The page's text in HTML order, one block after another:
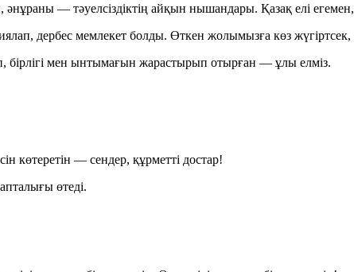
— тәуелсіздіктің айқын нышандары. Қазақ елі
дербес мемлекет болды. Өткен жолымызға көз
бірлігі мен ынтымағын жарастырып отырған — ұлы елміз.
көтеретін — сендер, құрметті достар!
өтеді.